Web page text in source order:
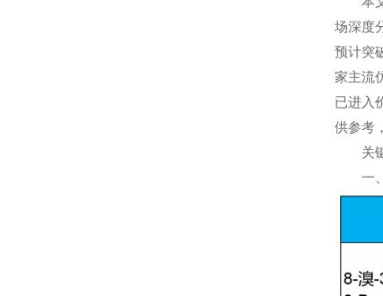
场深度
预计突
家主流
已进入
供参考
关键
一、